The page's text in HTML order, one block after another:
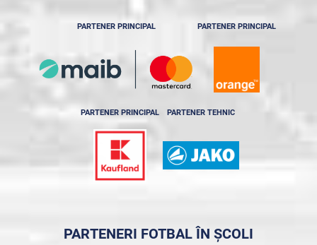
PARTENER PRINCIPAL PARTENER PRINCIPAL
PARTENER PRINCIPAL PARTENER TEHNIC
PARTENERI FOTBAL ÎN ȘCOLI